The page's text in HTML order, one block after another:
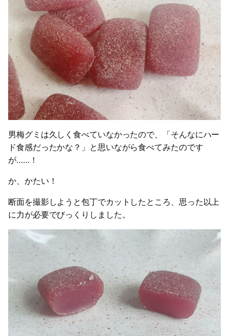
男梅グミは久しく食べていなかったので、「そんなにハー
ド食感だったかな？」と思いながら食べてみたのです
が……！
か、かたい！
断面を撮影しようと包丁でカットしたところ、思った以上
に力が必要でびっくりしました。